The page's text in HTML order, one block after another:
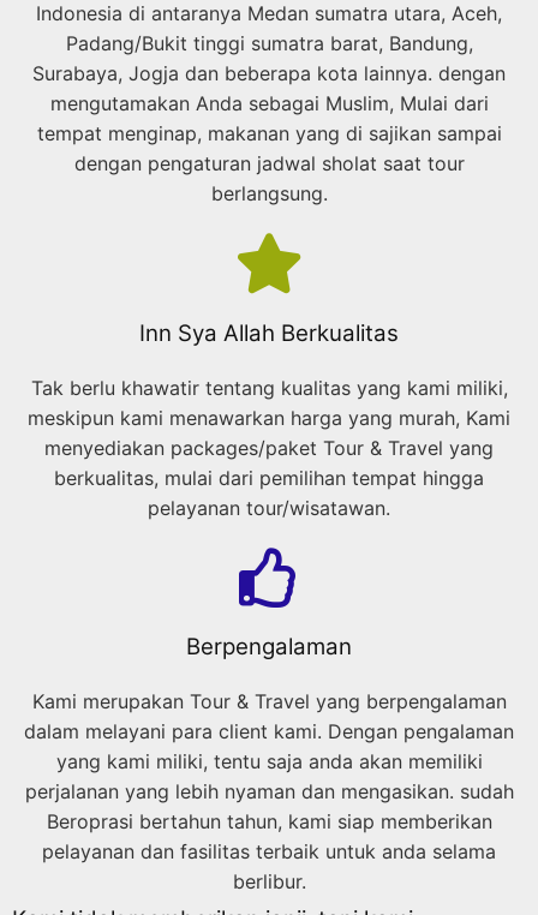
Indonesia di antaranya Medan sumatra utara, Aceh,
Padang/Bukit tinggi sumatra barat, Bandung,
Surabaya, Jogja dan beberapa kota lainnya. dengan
mengutamakan Anda sebagai Muslim, Mulai dari
tempat menginap, makanan yang di sajikan sampai
dengan pengaturan jadwal sholat saat tour
berlangsung.
Inn Sya Allah Berkualitas
Tak berlu khawatir tentang kualitas yang kami miliki,
meskipun kami menawarkan harga yang murah, Kami
menyediakan packages/paket Tour & Travel yang
berkualitas, mulai dari pemilihan tempat hingga
pelayanan tour/wisatawan.
Berpengalaman
Kami merupakan Tour & Travel yang berpengalaman
dalam melayani para client kami. Dengan pengalaman
yang kami miliki, tentu saja anda akan memiliki
perjalanan yang lebih nyaman dan mengasikan. sudah
Beroprasi bertahun tahun, kami siap memberikan
pelayanan dan fasilitas terbaik untuk anda selama
berlibur.